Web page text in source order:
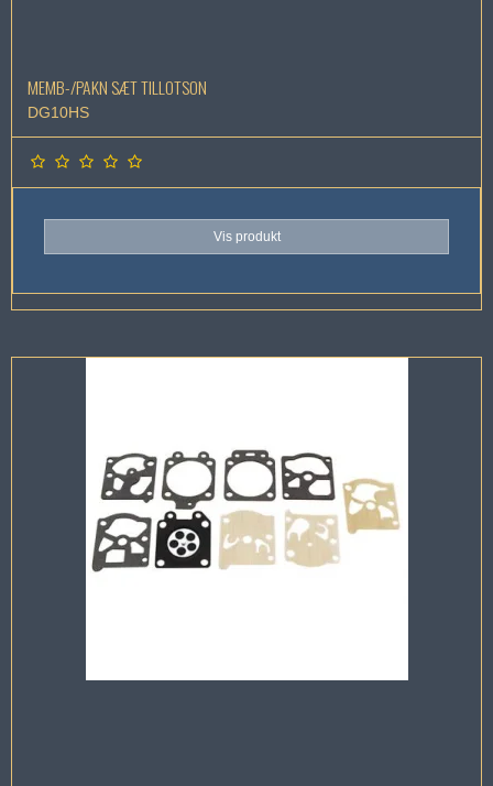
MEMB-/PAKN SÆT TILLOTSON
DG10HS
Vis produkt